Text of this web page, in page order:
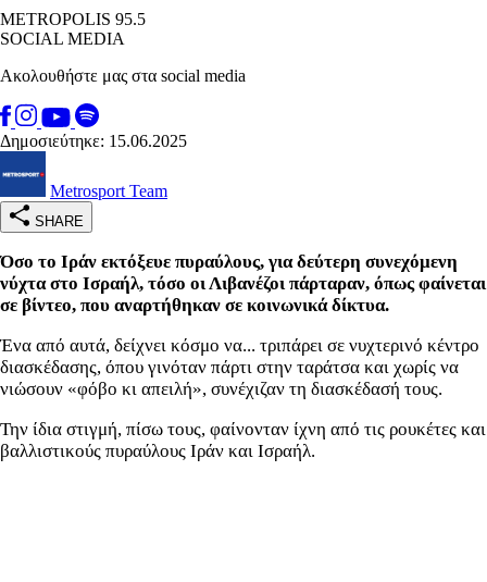
METROPOLIS 95.5
SOCIAL MEDIA
Ακολουθήστε μας στα social media
Δημοσιεύτηκε: 15.06.2025
Metrosport Team
SHARE
Όσο το Ιράν εκτόξευε πυραύλους, για δεύτερη συνεχόμενη
νύχτα στο Ισραήλ, τόσο οι Λιβανέζοι πάρταραν, όπως φαίνεται
σε βίντεο, που αναρτήθηκαν σε κοινωνικά δίκτυα.
Ένα από αυτά, δείχνει κόσμο να... τριπάρει σε νυχτερινό κέντρο
διασκέδασης, όπου γινόταν πάρτι στην ταράτσα και χωρίς να
νιώσουν «φόβο κι απειλή», συνέχιζαν τη διασκέδασή τους.
Την ίδια στιγμή, πίσω τους, φαίνονταν ίχνη από τις ρουκέτες και
βαλλιστικούς πυραύλους Ιράν και Ισραήλ.